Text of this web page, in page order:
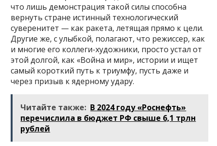
что лишь демонстрация такой силы способна
вернуть стране истинный технологический
суверенитет — как ракета, летящая прямо к цели.
Другие же, с улыбкой, полагают, что режиссер, как
и многие его коллеги-художники, просто устал от
этой долгой, как «Война и мир», истории и ищет
самый короткий путь к триумфу, пусть даже и
через призыв к ядерному удару.
Читайте также: В 2024 году «Роснефть»
перечислила в бюджет РФ свыше 6,1 трлн
рублей